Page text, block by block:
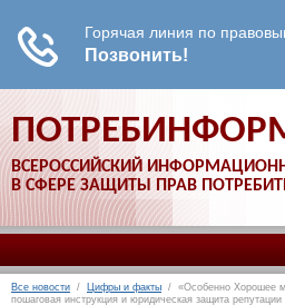
ВСЕРОССИЙСКИЙ
В СФЕРЕ ЗАЩИТЫ ПРАВ
Все новости / Цифры и факты / «Особенно Хорошее
пошаговая инструкция и юридическая защита репутации